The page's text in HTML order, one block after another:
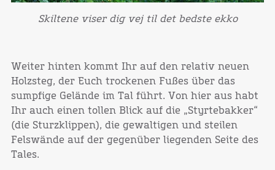
Skiltene viser dig vej til det bedste ekko
Weiter hinten kommt Ihr auf den relativ neuen
Holzsteg, der Euch trockenen Fußes über das
sumpfige Gelände im Tal führt. Von hier aus habt
Ihr auch einen tollen Blick auf die „Styrtebakker“
(die Sturzklippen), die gewaltigen und steilen
Felswände auf der gegenüber liegenden Seite des
Tales.